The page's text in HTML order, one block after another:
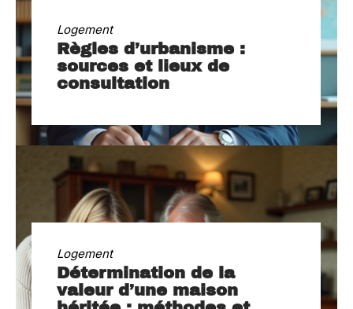
Logement
Règles d’urbanisme :
sources et lieux de
consultation
Logement
Détermination de la
valeur d’une maison